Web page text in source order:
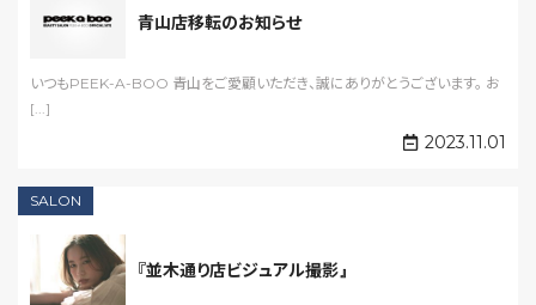
青山店移転のお知らせ
いつもPEEK-A-BOO 青山をご愛顧いただき、誠にありがとうございます。 お
[...]
2023.11.01
SALON
『並木通り店ビジュアル撮影』